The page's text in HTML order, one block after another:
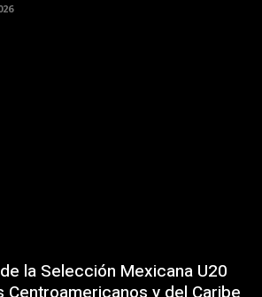
la Selección Mexicana U20